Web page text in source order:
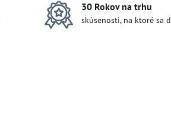
30 Rokov na trhu
skúsenosti, na ktoré sa